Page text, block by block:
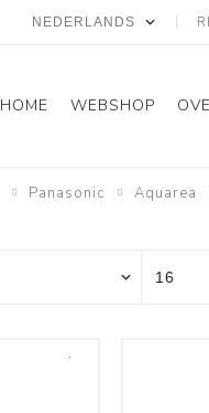
HOME WEBSHOP
Gree
Panasonic Aquarea